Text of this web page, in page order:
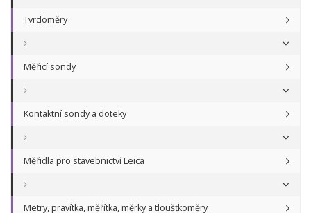
Tvrdoměry
Měřicí sondy
Kontaktní sondy a doteky
Měřidla pro stavebnictví Leica
Metry, pravítka, měřítka, měrky a tloušťkoměry